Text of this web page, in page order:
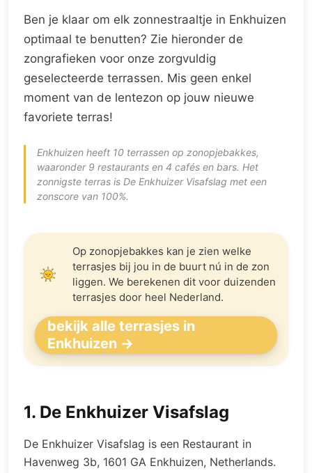
Ben je klaar om elk zonnestraaltje in Enkhuizen
optimaal te benutten? Zie hieronder de
zongrafieken voor onze zorgvuldig
geselecteerde terrassen. Mis geen enkel
moment van de lentezon op jouw nieuwe
favoriete terras!
Enkhuizen heeft 10 terrassen op zonopjebakkes,
waaronder 9 restaurants en 4 cafés en bars. Het
zonnigste terras is De Enkhuizer Visafslag met een
zonscore van 100%.
Op zonopjebakkes kan je zien welke
terrasjes bij jou in de buurt nú in de zon
liggen. We berekenen dit voor duizenden
terrasjes door heel Nederland.
bekijk alle terrasjes in
Enkhuizen →
1. De Enkhuizer Visafslag
De Enkhuizer Visafslag is een Restaurant in
Havenweg 3b, 1601 GA Enkhuizen, Netherlands.